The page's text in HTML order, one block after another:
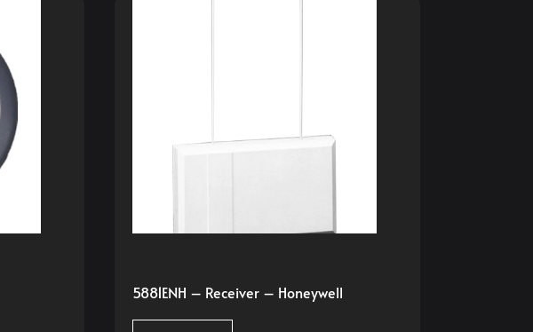
5881ENH – Receiver – Honeywell